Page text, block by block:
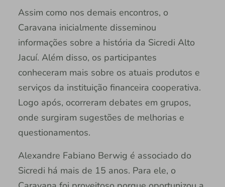
Assim como nos demais encontros, o
Caravana inicialmente disseminou
informações sobre a história da Sicredi Alto
Jacuí. Além disso, os participantes
conheceram mais sobre os atuais produtos e
serviços da instituição financeira cooperativa.
Logo após, ocorreram debates em grupos,
onde surgiram sugestões de melhorias e
questionamentos.
Alexandre Fabiano Berwig é associado do
Sicredi há mais de 15 anos. Para ele, o